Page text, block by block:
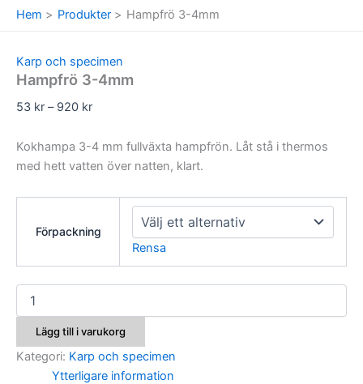
Hem Produkter Hampfrö 3-4mm
Karp och specimen
Hampfrö 3-4mm
53 kr – 920 krPrisintervall:
till
920 kr
Kokhampa 3-4 mm fullväxta hampfrön. Låt stå i thermos
med hett vatten över natten, klart.
Förpackning
Rensa
Hampfrö
mängd
Lägg till i varukorg
Kategori: Karp och specimen
Ytterligare information